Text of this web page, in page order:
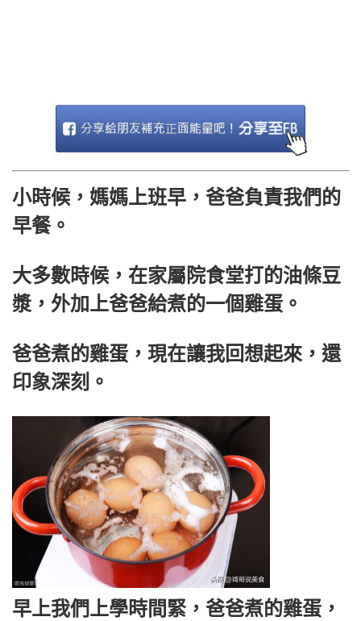
小時候，媽媽上班早，爸爸負責我們的
早餐。
大多數時候，在家屬院食堂打的油條豆
漿，外加上爸爸給煮的一個雞蛋。
爸爸煮的雞蛋，現在讓我回想起來，還
印象深刻。
早上我們上學時間緊，爸爸煮的雞蛋，